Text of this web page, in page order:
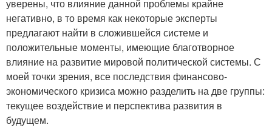
уверены, что влияние данной проблемы крайне
негативно, в то время как некоторые эксперты
предлагают найти в сложившейся системе и
положительные моменты, имеющие благотворное
влияние на развитие мировой политической системы. С
моей точки зрения, все последствия финансово-
экономического кризиса можно разделить на две группы:
текущее воздействие и перспектива развития в
будущем.